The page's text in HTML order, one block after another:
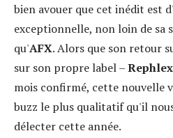
bien avouer que cet inédit est
exceptionnelle, non loin de sa
qu'AFX. Alors que son retour
sur son propre label –Rephlex
mois confirmé, cette nouvelle
buzz le plus qualitatif qu'il
délecter cette année.